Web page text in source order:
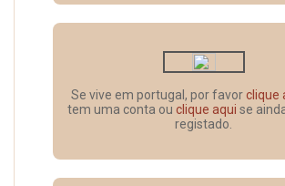
Se vive em portugal, por favorclique
tem uma conta ou clique aqui se
registado.